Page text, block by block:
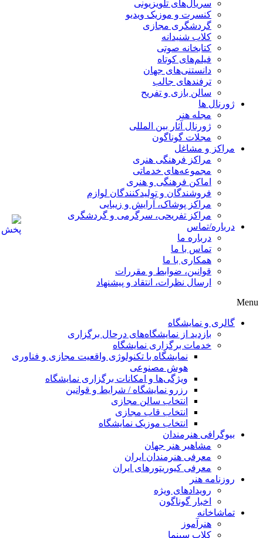
سریال‌های تلویزیونی
کنسرت و موزیک ویدیو
گردشگری مجازی
کلاب شنیدانه
کتابخانه صوتی
فیلم‌های کوتاه
دانستنی‌های جهان
ترفندهای جالب
سالن بازی و تفریح
ژورنال ها
مجله هنر
ژورنال آثار بین المللی
مجلات گوناگون
مراکز و مشاغل
مراکز فرهنگی هنری
مجموعه‌های خدماتی
اماکن فرهنگی و هنری
فروشندگان و تولیدکنندگان لوازم
مراکز پوشاک، آرایش و زیبایی
مراکز تفریحی، سرگرمی و گردشگری
درباره/تماس
درباره ما
تماس با ما
همکاری با ما
قوانین، ضوابط و مقررات
ارسال نظرات، انتقاد و پیشنهاد
Menu
گالری و نمایشگاه
بازدید از نمایشگاه‌های درحال برگزاری
خدمات برگزاری نمایشگاه
نمایشگاه با تکنولوژی واقعیت مجازی و فناوری
هوش مصنوعی
ویژگی‌ها و امکانات برگزاری نمایشگاه
رزرو نمایشگاه / شرایط و قوانین
انتخاب سالن مجازی
انتخاب قاب مجازی
انتخاب موزیک نمایشگاه
بیوگرافی هنرمندان
مشاهیر هنر جهان
معرفی هنرمندان ایران
معرفی کیوریتورهای ایران
روزنامه هنر
رویدادهای ویژه
اخبار گوناگون
تماشاخانه
هنرآموز
کلاب سینما